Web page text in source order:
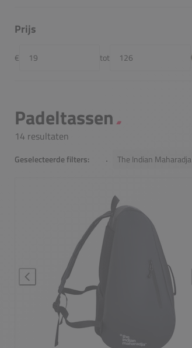
Prijs
Minimumprijs
€ tot
Maximumprijs
Padeltassen
14 resultaten
Geselecteerde filters: The Indian Maharadja